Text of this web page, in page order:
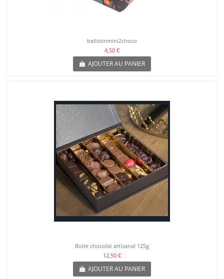
ballotinmini2choco
4,50 €
AJOUTER AU PANIER
Boite chocolat artisanal 125g
12,50 €
AJOUTER AU PANIER